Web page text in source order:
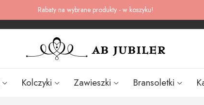
Rabaty na wybrane produkty - w koszyku!
Kolczyki Zawieszki Bransoletki